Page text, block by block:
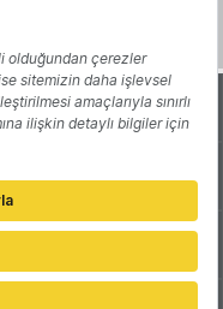
Yazarlar
Reklam